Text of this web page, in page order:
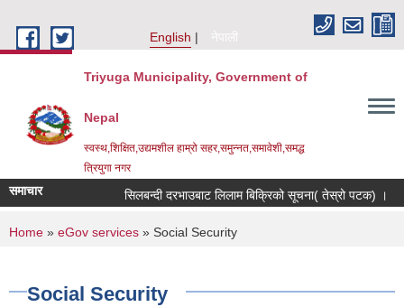
English
नेपाली
Triyuga Municipality, Government of
Nepal
स्वस्थ,शिक्षित,उद्यमशील हाम्रो सहर,समुन्नत,समावेशी,समद्ध
त्रियुगा नगर
समाचार सिलबन्दी दरभाउबाट लिलाम बिक्रिको सूचना( तेस्रो पटक) ।
You are here
Home » eGov services » Social Security
Social Security